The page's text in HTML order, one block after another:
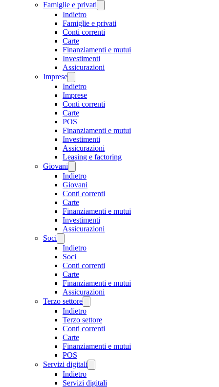
Famiglie e privati
Indietro
Famiglie e privati
Conti correnti
Carte
Finanziamenti e mutui
Investimenti
Assicurazioni
Imprese
Indietro
Imprese
Conti correnti
Carte
POS
Finanziamenti e mutui
Investimenti
Assicurazioni
Leasing e factoring
Giovani
Indietro
Giovani
Conti correnti
Carte
Finanziamenti e mutui
Investimenti
Assicurazioni
Soci
Indietro
Soci
Conti correnti
Carte
Finanziamenti e mutui
Assicurazioni
Terzo settore
Indietro
Terzo settore
Conti correnti
Carte
Finanziamenti e mutui
POS
Servizi digitali
Indietro
Servizi digitali